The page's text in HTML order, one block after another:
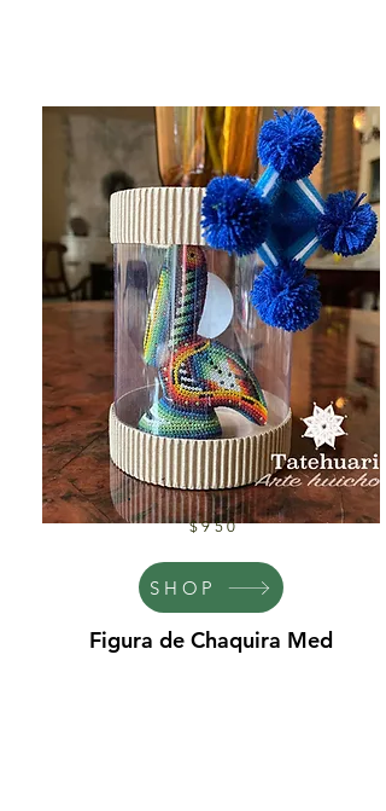
$950
SHOP
Figura de Chaquira Med